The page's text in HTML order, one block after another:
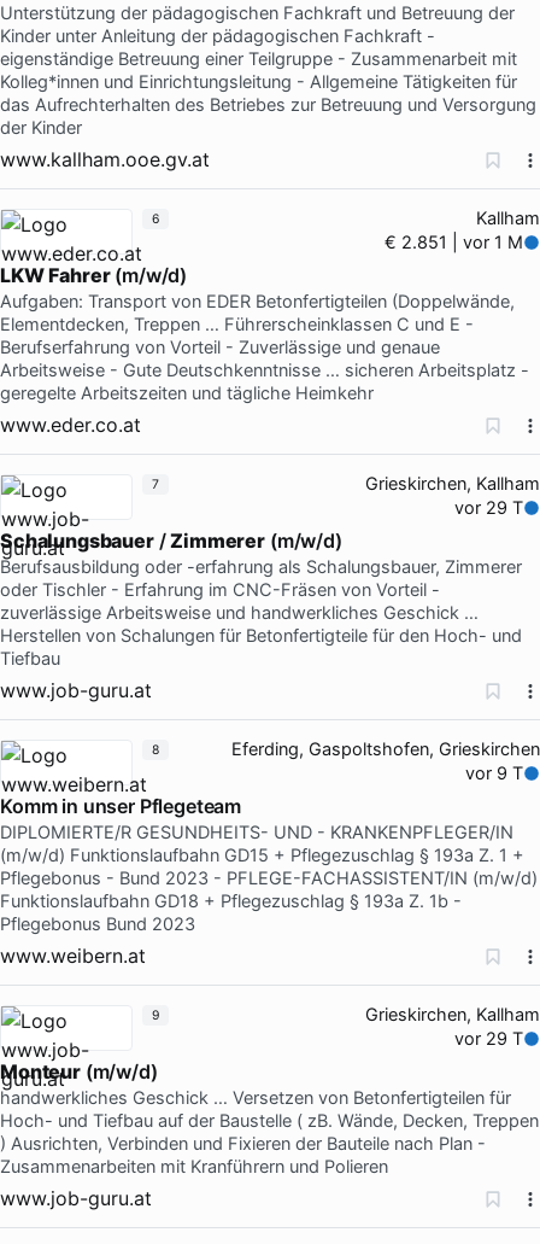
Unterstützung der pädagogischen Fachkraft und Betreuung der
Kinder unter Anleitung der pädagogischen Fachkraft -
eigenständige Betreuung einer Teilgruppe - Zusammenarbeit mit
Kolleg*innen und Einrichtungsleitung - Allgemeine Tätigkeiten für
das Aufrechterhalten des Betriebes zur Betreuung und Versorgung
der Kinder
www.kallham.ooe.gv.at
Kallham
€ 2.851 | vor 1 M
LKWFahrer(m/w/d)
Aufgaben: Transport von EDER Betonfertigteilen (Doppelwände,
Elementdecken, Treppen … Führerscheinklassen C und E -
Berufserfahrung von Vorteil - Zuverlässige und genaue
Arbeitsweise - Gute Deutschkenntnisse … sicheren Arbeitsplatz -
geregelte Arbeitszeiten und tägliche Heimkehr
www.eder.co.at
6
Grieskirchen, Kallham
vor 29 T
Schalungsbauer/Zimmerer (m/w/d)
Berufsausbildung oder -erfahrung als Schalungsbauer, Zimmerer
oder Tischler - Erfahrung im CNC-Fräsen von Vorteil -
zuverlässige Arbeitsweise und handwerkliches Geschick …
Herstellen von Schalungen für Betonfertigteile für den Hoch- und
Tiefbau
www.job-guru.at
7
Eferding, Gaspoltshofen, Grieskirchen
vor 9 T
Komm in unser Pflegeteam
DIPLOMIERTE/R GESUNDHEITS- UND - KRANKENPFLEGER/IN
(m/w/d) Funktionslaufbahn GD15 + Pflegezuschlag § 193a Z. 1 +
Pflegebonus - Bund 2023 - PFLEGE-FACHASSISTENT/IN (m/w/d)
Funktionslaufbahn GD18 + Pflegezuschlag § 193a Z. 1b -
Pflegebonus Bund 2023
www.weibern.at
8
Grieskirchen, Kallham
vor 29 T
Monteur(m/w/d)
handwerkliches Geschick … Versetzen von Betonfertigteilen für
Hoch- und Tiefbau auf der Baustelle ( zB. Wände, Decken, Treppen
) Ausrichten, Verbinden und Fixieren der Bauteile nach Plan -
Zusammenarbeiten mit Kranführern und Polieren
www.job-guru.at
9